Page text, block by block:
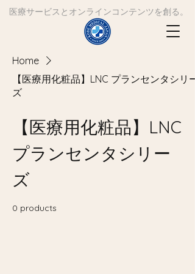
​医療サービスとオンラインコンテンツを創る。
Home
【医療用化粧品】LNC プランセンタシリー
ズ
【医療用化粧品】LNC
プランセンタシリー
ズ
0 products